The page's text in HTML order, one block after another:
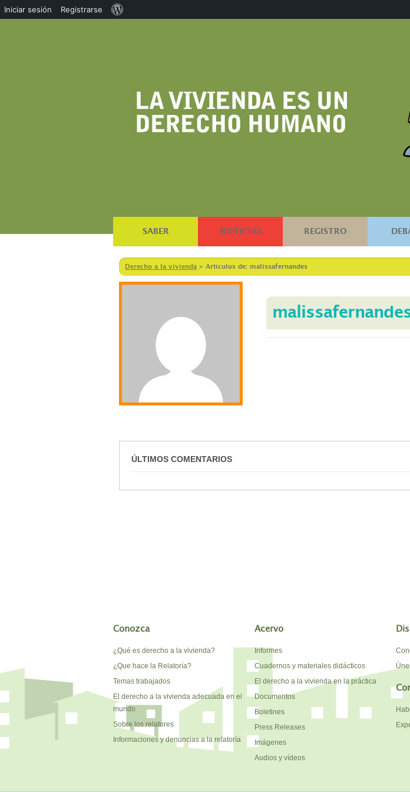
SABER NOTICIAS REGISTRO
Derecho a la vivienda > Artículos de: malissafernandes
ÚLTIMOS COMENTARIOS
Conozca
¿Qué es derecho a la vivienda?
¿Que hace la Relatoría?
Temas trabajados
El derecho a la vivienda adecuada en el
mundo
Sobre los relatores
Informaciones y denuncias a la relatoría
Acervo
Informes
Cuadernos y materiales didácticos
El derecho a la vivienda en la práctica
Documentos
Boletines
Press Releases
Imágenes
Audios y vídeos
Iniciar sesión Registrarse